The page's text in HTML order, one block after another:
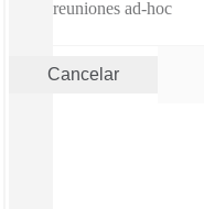
reuniones ad-hoc
Cancelar